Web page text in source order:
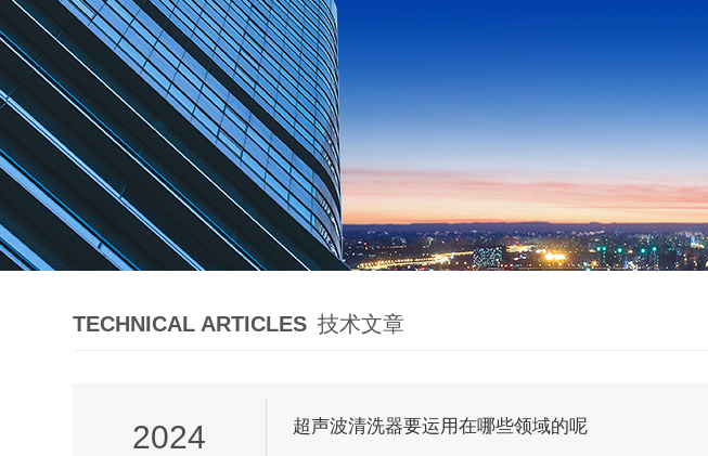
TECHNICAL ARTICLES 技术文章
2024 超声波清洗器要运用在哪些领域的呢